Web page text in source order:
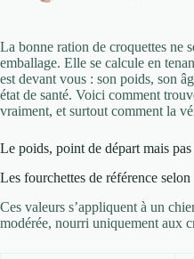
La bonne ration de croquettes ne
emballage. Elle se calcule en
est devant vous : son poids, son
état de santé. Voici comment
vraiment, et surtout comment la
Le poids, point de départ mais
Les fourchettes de référence
Ces valeurs s’appliquent à un
modérée, nourri uniquement aux